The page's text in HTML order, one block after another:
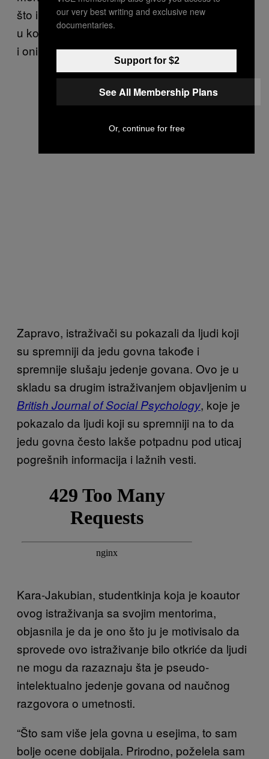
što im omogućava da budu svesniji situacija
u kojima će jedenje govana funkcionisati, kao
i onih kada neće.”
Zapravo, istraživači su pokazali da ljudi koji
su spremniji da jedu govna takođe i
spremnije slušaju jedenje govana. Ovo je u
skladu sa drugim istraživanjem objavljenim u
British Journal of Social Psychology, koje je
pokazalo da ljudi koji su spremniji na to da
jedu govna često lakše potpadnu pod uticaj
pogrešnih informacija i lažnih vesti.
Kara-Jakubian, studentkinja koja je koautor
ovog istraživanja sa svojim mentorima,
objasnila je da je ono što ju je motivisalo da
sprovede ovo istraživanje bilo otkriće da ljudi
ne mogu da razaznaju šta je pseudo-
intelektualno jedenje govana od naučnog
razgovora o umetnosti.
“Što sam više jela govna u esejima, to sam
bolje ocene dobijala. Prirodno, poželela sam
our very best writing and exclusive new
documentaries.
Support for $2
See All Membership Plans
Or, continue for free